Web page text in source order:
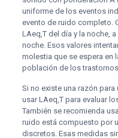
uniforme de los eventos
evento de ruido completo.
LAeq,T del día y la noche,
noche. Esos valores
molestia que se espera en
población de los
Si no existe una razón
usar LAeq,T para evaluar
También se recomienda
ruido está compuesto por
discretos. Esas medidas